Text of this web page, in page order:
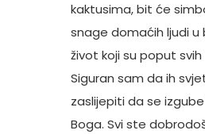
kaktusima, bit će
snage domaćih ljudi u
život koji su poput svih
Siguran sam da ih
zaslijepiti da se
Boga. Svi ste